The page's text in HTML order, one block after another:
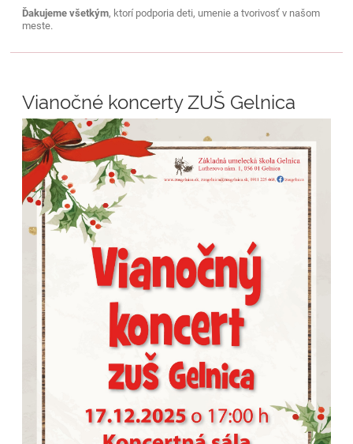
Ďakujeme všetkým, ktorí podporia deti, umenie a tvorivosť v našom
meste.
Vianočné koncerty ZUŠ Gelnica